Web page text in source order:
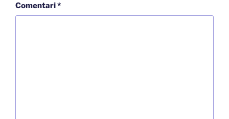
Comentari*